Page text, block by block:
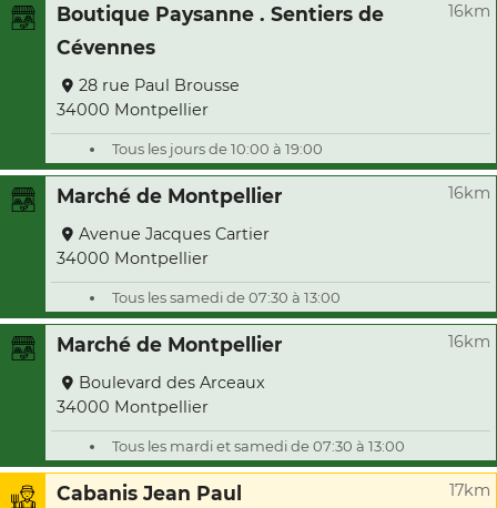
Boutique Paysanne . Sentiers de
Cévennes
16km
28 rue Paul Brousse
34000 Montpellier
Tous les jours de 10:00 à 19:00
Marché de Montpellier 16km
Avenue Jacques Cartier
34000 Montpellier
Tous les samedi de 07:30 à 13:00
Marché de Montpellier 16km
Boulevard des Arceaux
34000 Montpellier
Tous les mardi et samedi de 07:30 à 13:00
Cabanis Jean Paul 17km